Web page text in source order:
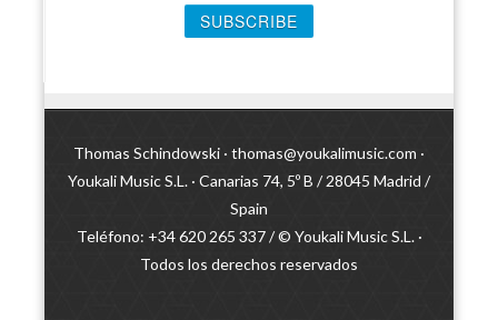
Thomas Schindowski · thomas@youkalimusic.com ·
Youkali Music S.L. · Canarias 74, 5º B / 28045 Madrid /
Spain
Teléfono: +34 620 265 337 / © Youkali Music S.L. ·
Todos los derechos reservados